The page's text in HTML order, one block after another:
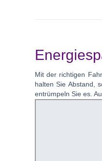
Mit der richtigen
halten Sie Abstand,
entrümpeln Sie es.